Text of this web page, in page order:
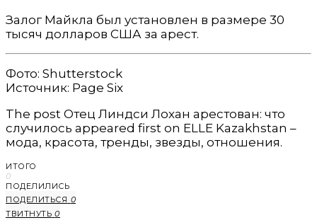
Залог Майкла был установлен в размере 30
тысяч долларов США за арест.
Фото: Shutterstock
Источник: Page Six
The post Отец Линдси Лохан арестован: что
случилось appeared first on ELLE Kazakhstan –
мода, красота, тренды, звезды, отношения.
ИТОГО
0
ПОДЕЛИЛИСЬ
ПОДЕЛИТЬСЯ 0
ТВИТНУТЬ 0